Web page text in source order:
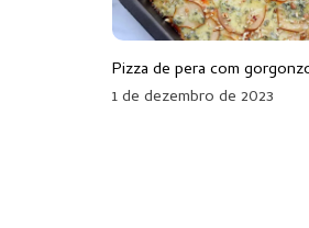
Pizza de pera com
1 de dezembro de 2023